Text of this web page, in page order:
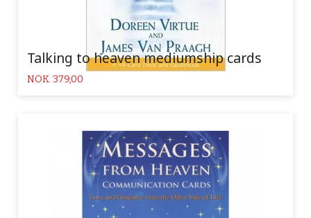
Talking to heaven mediumship cards
Pris
NOK 379,00